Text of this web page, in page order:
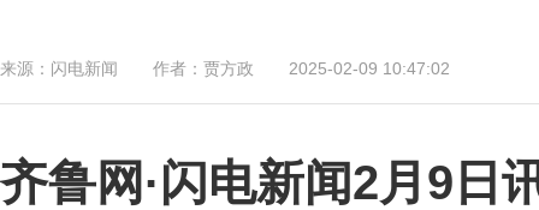
来源： 闪电新闻 作者： 贾方政 2025-02-09 10:47:02
齐鲁网 ·闪电新闻2月9日